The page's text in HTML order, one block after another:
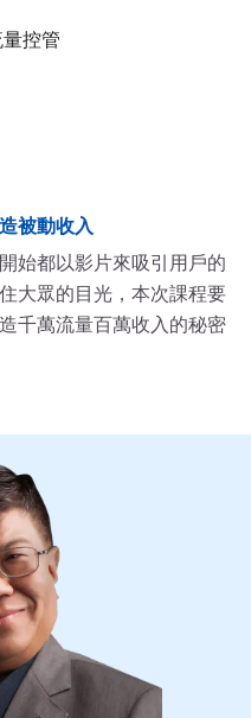
控管
被動收入
始都以影片來吸引用戶的
大眾的目光，本次課程要
千萬流量百萬收入的秘密